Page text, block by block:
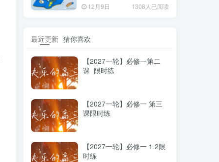
12月9日 1308人已阅读
最近更新 猜你喜欢
【2027一轮】必修一第二
课 限时练
【2027一轮】必修一 第三
课限时练
【2027一轮】必修一 1.2限
时练